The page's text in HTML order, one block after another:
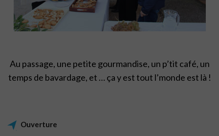
Au passage, une petite gourmandise, un p’tit café, un
temps de bavardage, et … ça y est tout l’monde est là !
Ouverture